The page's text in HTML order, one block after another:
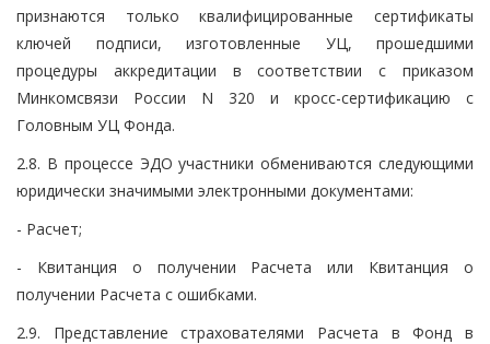
признаются только квалифицированные сертификаты
ключей подписи, изготовленные УЦ, прошедшими
процедуры аккредитации в соответствии с приказом
Минкомсвязи России N 320 и кросс-сертификацию с
Головным УЦ Фонда.
2.8. В процессе ЭДО участники обмениваются следующими
юридически значимыми электронными документами:
- Расчет;
- Квитанция о получении Расчета или Квитанция о
получении Расчета с ошибками.
2.9. Представление страхователями Расчета в Фонд в